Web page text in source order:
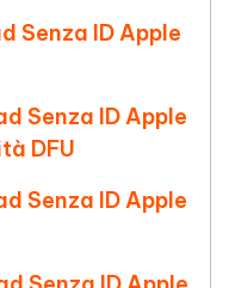
Senza ID Apple
Senza ID Apple
DFU
Senza ID Apple